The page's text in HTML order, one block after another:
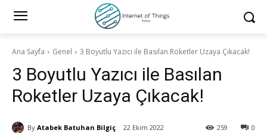
Ana Sayfa Genel 3 Boyutlu Yazıcı ile Basılan Roketler Uzaya Çıkacak!
3 Boyutlu Yazıcı ile Basılan
Roketler Uzaya Çıkacak!
By Atabek Batuhan Bilgiç 22 Ekim 2022 0
259